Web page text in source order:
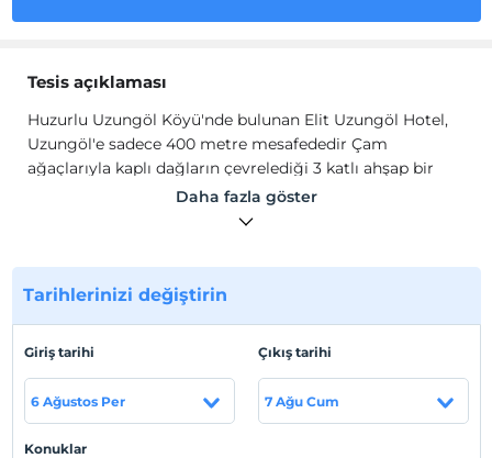
Tesis açıklaması
Huzurlu Uzungöl Köyü'nde bulunan Elit Uzungöl Hotel,
Uzungöl'e sadece 400 metre mesafededir Çam
ağaçlarıyla kaplı dağların çevrelediği 3 katlı ahşap bir
yapıda hizmet veren otelin tüm odalarında ses yalıtımı
mevcuttur. Tüm odalarda uydu TV, telefon ve ücretsiz
tuvalet, saç kurutma makinesi, ücretsiz banyo
malzemeleri ve 24 saat sıcak su bulunmaktadır. Odaların
Huzurlu Uzungöl Köyü'nde bulunan Elit Uzungöl Hotel,
Uzungöl'e sadece 400 metre mesafededir Çam
ağaçlarıyla kaplı dağların çevrelediği 3 katlı ahşap bir
Daha fazla göster
Tarihlerinizi değiştirin
Giriş tarihi
6 Ağustos Per
Çıkış tarihi
7 Ağu Cum
Konuklar